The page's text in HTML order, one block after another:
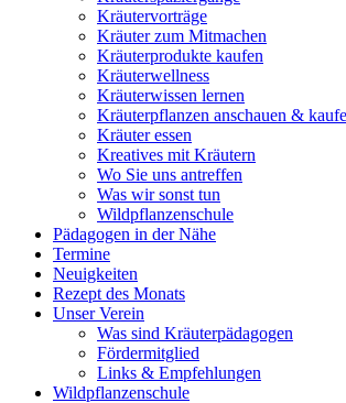
Kräutervorträge
Kräuter zum Mitmachen
Kräuterprodukte kaufen
Kräuterwellness
Kräuterwissen lernen
Kräuterpflanzen anschauen &
Kräuter essen
Kreatives mit Kräutern
Wo Sie uns antreffen
Was wir sonst tun
Wildpflanzenschule
Pädagogen in der Nähe
Termine
Neuigkeiten
Rezept des Monats
Unser Verein
Was sind Kräuterpädagogen
Fördermitglied
Links & Empfehlungen
Wildpflanzenschule